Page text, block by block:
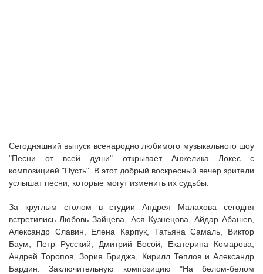
Сегодняшний выпуск всенародно любимого музыкального шоу
"Песни от всей души" открывает Анжелика Локес с
композицией "Пусть". В этот добрый воскресный вечер зрители
услышат песни, которые могут изменить их судьбы.
За круглым столом в студии Андрея Малахова сегодня
встретились Любовь Зайцева, Ася Кузнецова, Айдар Абашев,
Александр Славин, Елена Карпук, Татьяна Самаль, Виктор
Баум, Петр Русский, Дмитрий Босой, Екатерина Комарова,
Андрей Торопов, Зория Бриджа, Кирилл Теплов и Александр
Бардин. Заключительную композицию "На белом-белом